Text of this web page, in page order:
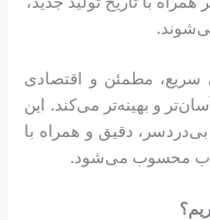
سریع، مطمئن و اقتصادی
و بهینه‌تر می‌کند. این
دقیق و همراه با
محسوب می‌شود.